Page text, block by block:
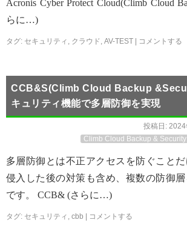
Acronis Cyber Protect Cloud(Climb Cloud
らに…)
タグ: セキュリティ , クラウド, AV-TEST コメントする
CCB&S(Climb Cloud Backup
キュリティ機能で多層防御を実現
投稿日: 2024
Climb Cloud Backup & Security
多層防御とは不正アクセスを防ぐこと
侵入した後の対策も含め、複数の防御
です。 CCB& (さらに…)
タグ: セキュリティ , cbb コメントする